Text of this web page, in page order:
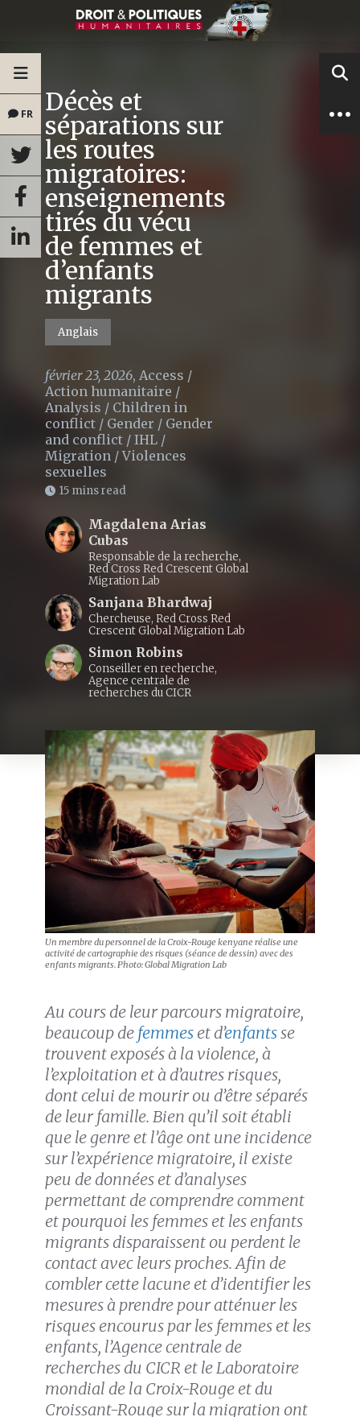
FR Décès et
séparations sur
les routes
migratoires:
enseignements
tirés du vécu
de femmes et
d’enfants
migrants
Anglais
février 23, 2026, Access /
Action humanitaire /
Analysis / Children in
conflict / Gender / Gender
and conflict / IHL /
Migration /Violences
sexuelles
15 mins read
Magdalena Arias
Cubas
Responsable de la recherche,
Red Cross Red Crescent Global
Migration Lab
Sanjana Bhardwaj
Chercheuse, Red Cross Red
Crescent Global Migration Lab
Simon Robins
Conseiller en recherche,
Agence centrale de
recherches du CICR
Un membre du personnel de la Croix-Rouge kenyane réalise une
activité de cartographie des risques (séance de dessin) avec des
enfants migrants. Photo: Global Migration Lab
Au cours de leur parcours migratoire,
beaucoup de femmes et d’enfantsse
trouvent exposés à la violence, à
l’exploitation et à d’autres risques,
dont celui de mourir ou d’être séparés
de leur famille. Bien qu’il soit établi
que le genre et l’âge ont une incidence
sur l’expérience migratoire, il existe
peu de données et d’analyses
permettant de comprendre comment
et pourquoi les femmes et les enfants
migrants disparaissent ou perdent le
contact avec leurs proches. Afin de
combler cette lacune et d’identifier les
mesures à prendre pour atténuer les
risques encourus par les femmes et les
enfants, l’Agence centrale de
recherches du CICR et le Laboratoire
mondial de la Croix-Rouge et du
Croissant-Rouge sur la migration ont